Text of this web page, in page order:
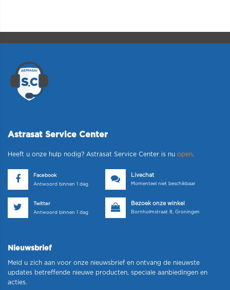
Astrasat Service Center
Heeft u onze hulp nodig? Astrasat Service Center is nu open.
Facebook
Antwoord binnen 1 dag
Livechat
Momenteel niet beschikbaar
Twitter
Antwoord binnen 1 dag
Bezoek onze winkel
Bornholmstraat 8, Groningen
Nieuwsbrief
Meld u zich aan voor onze nieuwsbrief en ontvang de nieuwste
updates betreffende nieuwe producten, speciale aanbiedingen en
acties.